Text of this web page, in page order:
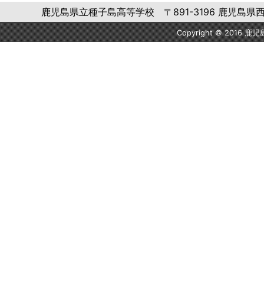
鹿児島県立種子島高等学校 〒891-3196 鹿児島
Copyright © 2016 鹿児